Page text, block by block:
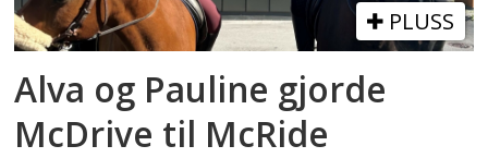
PLUSS
Alva og Pauline gjorde
McDrive til McRide